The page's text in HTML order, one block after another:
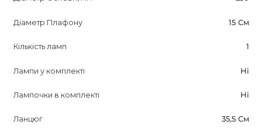
Діаметр Плафону 15 См
Кількість ламп 1
Лампи у комплекті Ні
Лампочки в комплекті Ні
Ланцюг 35,5 См